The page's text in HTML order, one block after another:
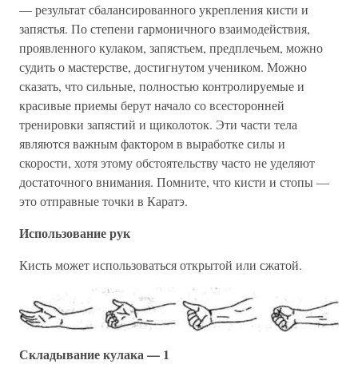
— результат сбалансированного укрепления кисти и
запястья. По степени гармоничного взаимодействия,
проявленного кулаком, запястьем, предплечьем, можно
судить о мастерстве, достигнутом учеником. Можно
сказать, что сильные, полностью контролируемые и
красивые приемы берут начало со всесторонней
тренировки запястий и щиколоток. Эти части тела
являются важным фактором в выработке силы и
скорости, хотя этому обстоятельству часто не уделяют
достаточного внимания. Помните, что кисти и стопы —
это отправные точки в Каратэ.
Использование рук
Кисть может использоваться открытой или сжатой.
Складывание кулака — 1